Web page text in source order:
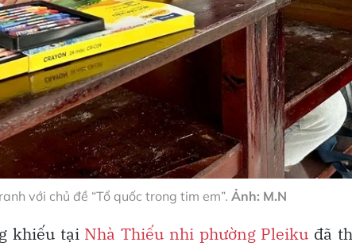
với chủ đề “Tổ quốc trong tim em”. Ảnh: M.N
khiếu tại Nhà Thiếu nhi phường Pleiku đã